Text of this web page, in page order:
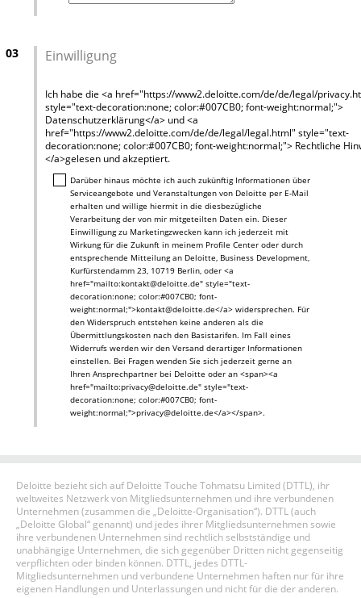
03 Einwilligung
Ich habe die <a href="https://www2.deloitte.com/de/de/legal/
style="text-decoration:none; color:#007CB0; font-weight:normal;">
Datenschutzerklärung</a> und <a
href="https://www2.deloitte.com/de/de/legal/legal.html" style="text-
decoration:none; color:#007CB0; font-weight:normal;"> Rechtliche
</a>gelesen und akzeptiert.
Darüber hinaus möchte ich auch zukünftig Informationen über
Serviceangebote und Veranstaltungen von Deloitte per E-Mail
erhalten und willige hiermit in die diesbezügliche
Verarbeitung der von mir mitgeteilten Daten ein. Dieser
Einwilligung zu Marketingzwecken kann ich jederzeit mit
Wirkung für die Zukunft in meinem Profile Center oder durch
entsprechende Mitteilung an Deloitte, Business Development,
Kurfürstendamm 23, 10719 Berlin, oder <a
href="mailto:kontakt@deloitte.de" style="text-
decoration:none; color:#007CB0; font-
weight:normal;">kontakt@deloitte.de</a> widersprechen. Für
den Widerspruch entstehen keine anderen als die
Übermittlungskosten nach den Basistarifen. Im Fall eines
Widerrufs werden wir den Versand derartiger Informationen
einstellen. Bei Fragen wenden Sie sich jederzeit gerne an
Ihren Ansprechpartner bei Deloitte oder an <span><a
href="mailto:privacy@deloitte.de" style="text-
decoration:none; color:#007CB0; font-
weight:normal;">privacy@deloitte.de</a></span>.
Deloitte bezieht sich auf Deloitte Touche Tohmatsu Limited (DTTL), ihr
weltweites Netzwerk von Mitgliedsunternehmen und ihre verbundenen
Unternehmen (zusammen die „Deloitte-Organisation“). DTTL (auch
„Deloitte Global“ genannt) und jedes ihrer Mitgliedsunternehmen sowie
ihre verbundenen Unternehmen sind rechtlich selbstständige und
unabhängige Unternehmen, die sich gegenüber Dritten nicht gegenseitig
verpflichten oder binden können. DTTL, jedes DTTL-
Mitgliedsunternehmen und verbundene Unternehmen haften nur für ihre
eigenen Handlungen und Unterlassungen und nicht für die der anderen.